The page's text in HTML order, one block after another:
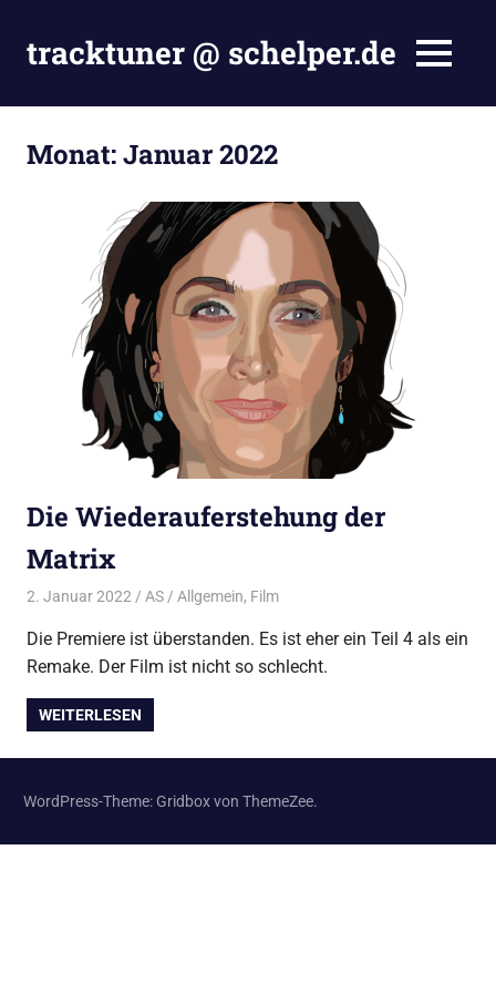
Inhalt
springen
tracktuner @ schelper.de
my
MENÜ
Monat:Januar 2022
Die Wiederauferstehung der
Matrix
2. Januar 2022 AS Allgemein, Film
Die Premiere ist überstanden. Es ist eher ein Teil 4 als ein
Remake. Der Film ist nicht so schlecht.
WEITERLESEN
WordPress-Theme: Gridbox von ThemeZee.